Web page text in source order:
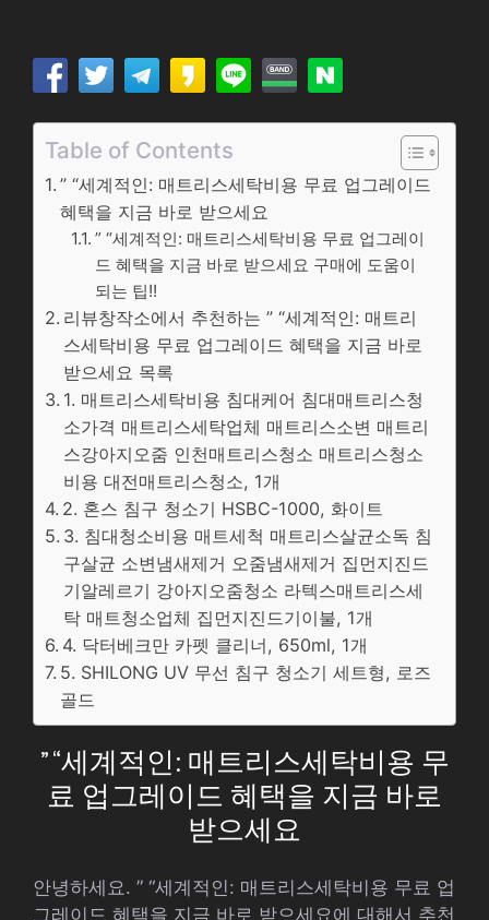
Table of Contents
” “세계적인: 매트리스세탁비용 무료 업그레이드
혜택을 지금 바로 받으세요
” “세계적인: 매트리스세탁비용 무료 업그레이
드 혜택을 지금 바로 받으세요 구매에 도움이
되는 팁!!
리뷰창작소에서 추천하는 ” “세계적인: 매트리
스세탁비용 무료 업그레이드 혜택을 지금 바로
받으세요 목록
1. 매트리스세탁비용 침대케어 침대매트리스청
소가격 매트리스세탁업체 매트리스소변 매트리
스강아지오줌 인천매트리스청소 매트리스청소
비용 대전매트리스청소, 1개
2. 혼스 침구 청소기 HSBC-1000, 화이트
3. 침대청소비용 매트세척 매트리스살균소독 침
구살균 소변냄새제거 오줌냄새제거 집먼지진드
기알레르기 강아지오줌청소 라텍스매트리스세
탁 매트청소업체 집먼지진드기이불, 1개
4. 닥터베크만 카펫 클리너, 650ml, 1개
5. SHILONG UV 무선 침구 청소기 세트형, 로즈
골드
” “세계적인: 매트리스세탁비용 무
료 업그레이드 혜택을 지금 바로
받으세요
안녕하세요. ” “세계적인: 매트리스세탁비용 무료 업
그레이드 혜택을 지금 바로 받으세요에 대해서 추천